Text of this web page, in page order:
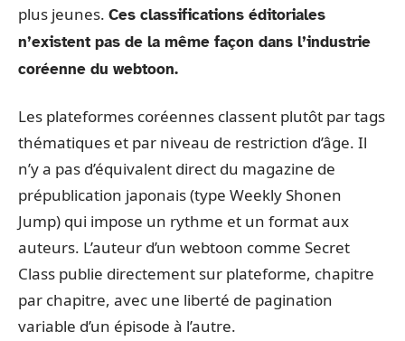
plus jeunes. Ces classifications éditoriales
n’existent pas de la même façon dans l’industrie
coréenne du webtoon.
Les plateformes coréennes classent plutôt par tags
thématiques et par niveau de restriction d’âge. Il
n’y a pas d’équivalent direct du magazine de
prépublication japonais (type Weekly Shonen
Jump) qui impose un rythme et un format aux
auteurs. L’auteur d’un webtoon comme Secret
Class publie directement sur plateforme, chapitre
par chapitre, avec une liberté de pagination
variable d’un épisode à l’autre.